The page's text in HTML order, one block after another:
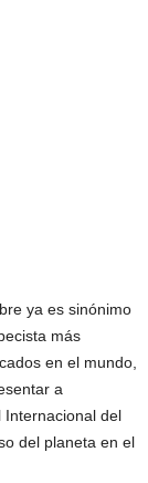
ya es sinónimo
más
en el mundo,
a
Internacional del
del planeta en el